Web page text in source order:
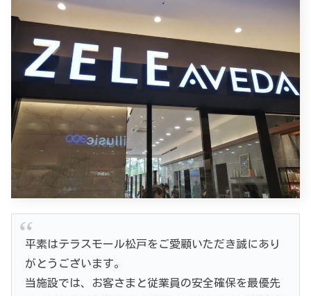
平素はテラスモール松戸をご愛顧いただき誠にあり
がとうございます。
当施設では、お客さまと従業員の安全確保を最優先